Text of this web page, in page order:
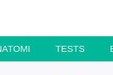
TESTS